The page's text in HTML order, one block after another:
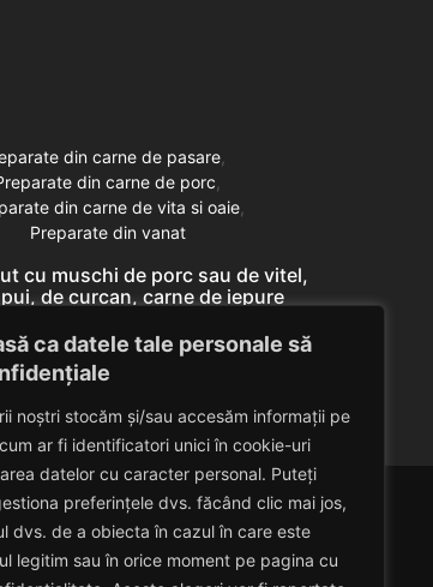
ca datele tale personale să
noștri stocăm și/sau accesăm informații pe
ar fi identificatori unici în cookie-uri
datelor cu caracter personal. Puteți
preferințele dvs. făcând clic mai jos,
dvs. de a obiecta în cazul în care este
legitim sau în orice moment pe pagina cu
din carne de pasare
din carne de porc
din carne de vita si oaie
Preparate din vanat
cu muschi de porc sau de vitel,
de curcan, carne de iepure
Nedelcu April 30, 2014